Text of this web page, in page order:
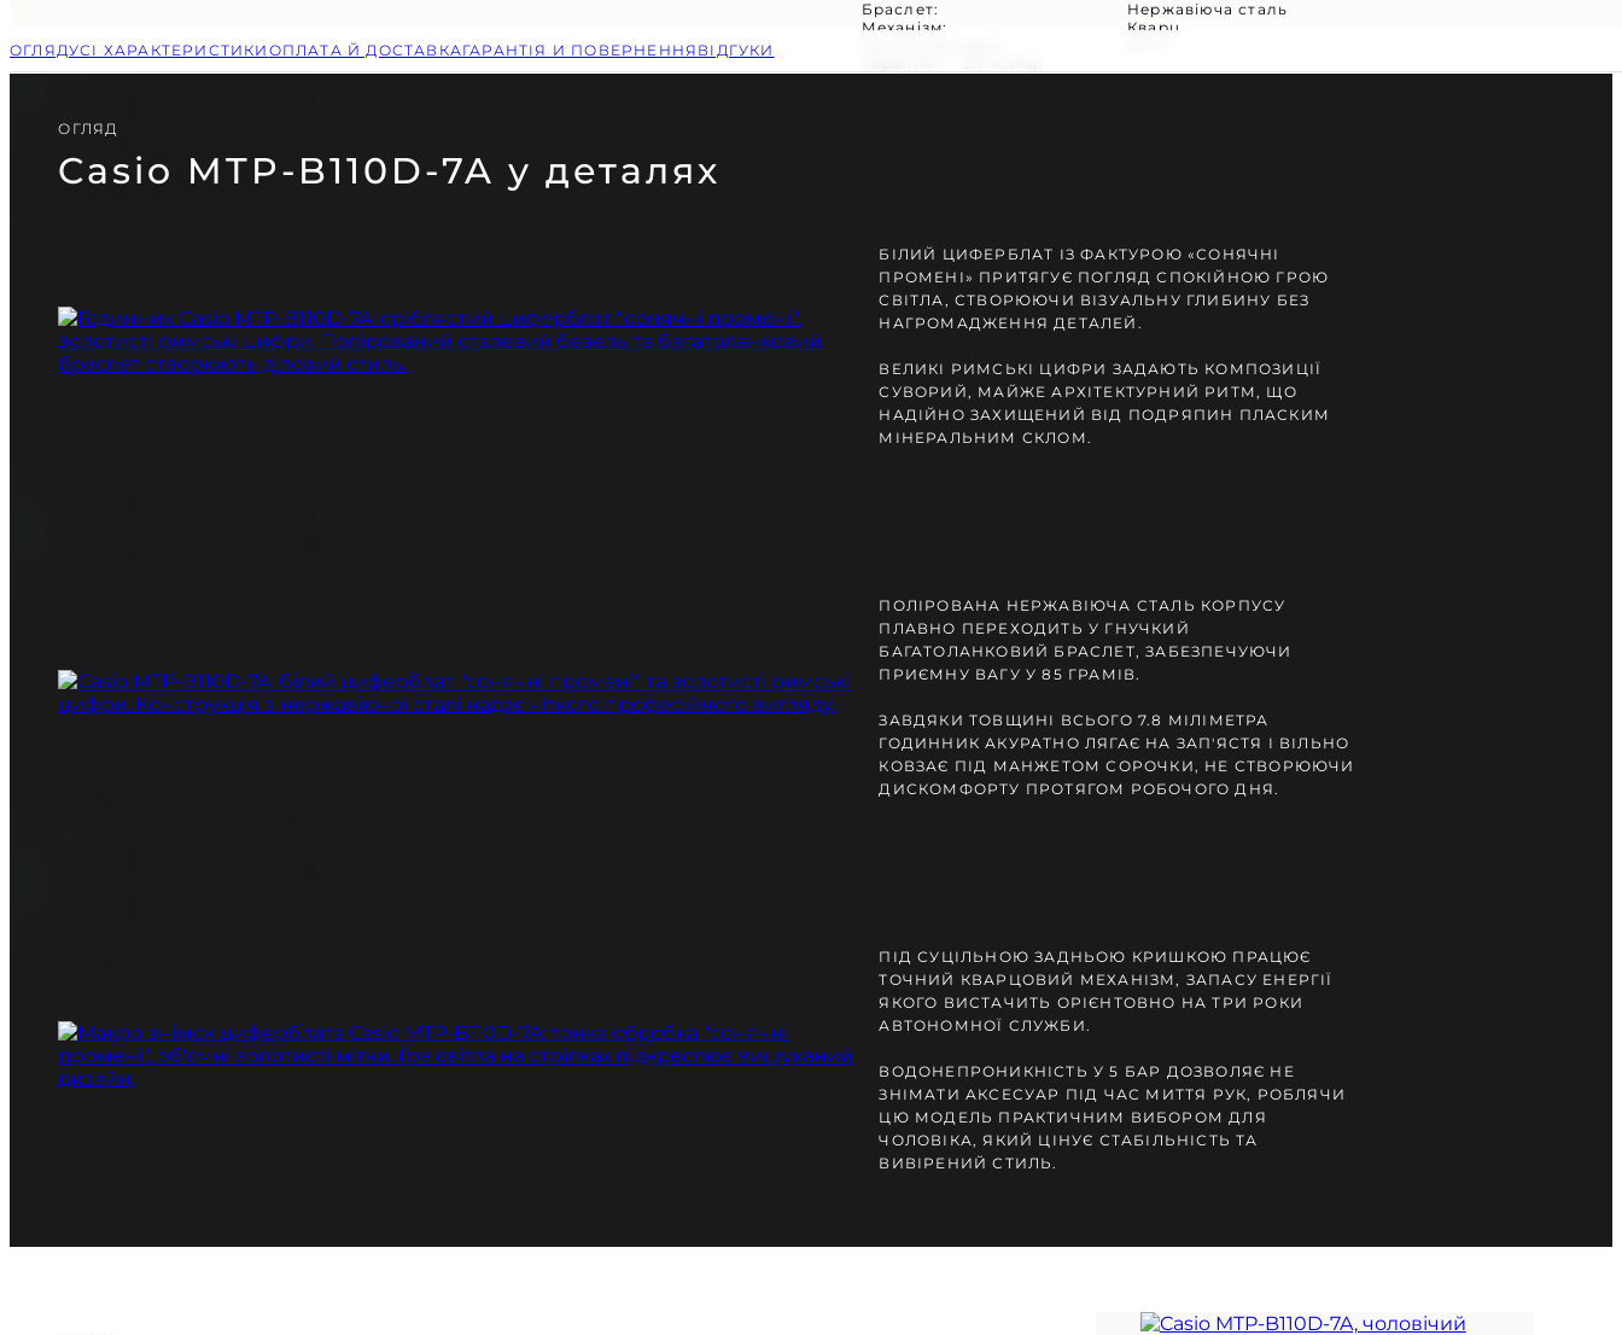
(СКОРО)GUARDO (СКОРО)
Браслет:
Механізм:
Нержавіюча сталь
Кварц
ОГЛЯДУСІ ХАРАКТЕРИСТИКИ ОПЛАТА Й ДОСТАВКАГАРАНТІЯ И ПОВЕРНЕННЯ ВІДГУКИ
ОГЛЯД
Casio MTP-B110D-7A у деталях
БІЛИЙ ЦИФЕРБЛАТ ІЗ ФАКТУРОЮ «СОНЯЧНІ
ПРОМЕНІ» ПРИТЯГУЄ ПОГЛЯД СПОКІЙНОЮ ГРОЮ
СВІТЛА, СТВОРЮЮЧИ ВІЗУАЛЬНУ ГЛИБИНУ БЕЗ
НАГРОМАДЖЕННЯ ДЕТАЛЕЙ.
ВЕЛИКІ РИМСЬКІ ЦИФРИ ЗАДАЮТЬ КОМПОЗИЦІЇ
СУВОРИЙ, МАЙЖЕ АРХІТЕКТУРНИЙ РИТМ, ЩО
НАДІЙНО ЗАХИЩЕНИЙ ВІД ПОДРЯПИН ПЛАСКИМ
МІНЕРАЛЬНИМ СКЛОМ.
ПОЛІРОВАНА НЕРЖАВІЮЧА СТАЛЬ КОРПУСУ
ПЛАВНО ПЕРЕХОДИТЬ У ГНУЧКИЙ
БАГАТОЛАНКОВИЙ БРАСЛЕТ, ЗАБЕЗПЕЧУЮЧИ
ПРИЄМНУ ВАГУ У 85 ГРАМІВ.
ЗАВДЯКИ ТОВЩИНІ ВСЬОГО 7.8 МІЛІМЕТРА
ГОДИННИК АКУРАТНО ЛЯГАЄ НА ЗАП'ЯСТЯ І ВІЛЬНО
КОВЗАЄ ПІД МАНЖЕТОМ СОРОЧКИ, НЕ СТВОРЮЮЧИ
ДИСКОМФОРТУ ПРОТЯГОМ РОБОЧОГО ДНЯ.
ПІД СУЦІЛЬНОЮ ЗАДНЬОЮ КРИШКОЮ ПРАЦЮЄ
ТОЧНИЙ КВАРЦОВИЙ МЕХАНІЗМ, ЗАПАСУ ЕНЕРГІЇ
ЯКОГО ВИСТАЧИТЬ ОРІЄНТОВНО НА ТРИ РОКИ
АВТОНОМНОЇ СЛУЖБИ.
ВОДОНЕПРОНИКНІСТЬ У 5 БАР ДОЗВОЛЯЄ НЕ
ЗНІМАТИ АКСЕСУАР ПІД ЧАС МИТТЯ РУК, РОБЛЯЧИ
ЦЮ МОДЕЛЬ ПРАКТИЧНИМ ВИБОРОМ ДЛЯ
ЧОЛОВІКА, ЯКИЙ ЦІНУЄ СТАБІЛЬНІСТЬ ТА
ВИВІРЕНИЙ СТИЛЬ.